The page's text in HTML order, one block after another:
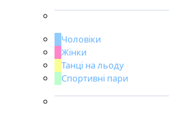
Чоловіки
Жінки
Танці на льоду
Спортивні пари